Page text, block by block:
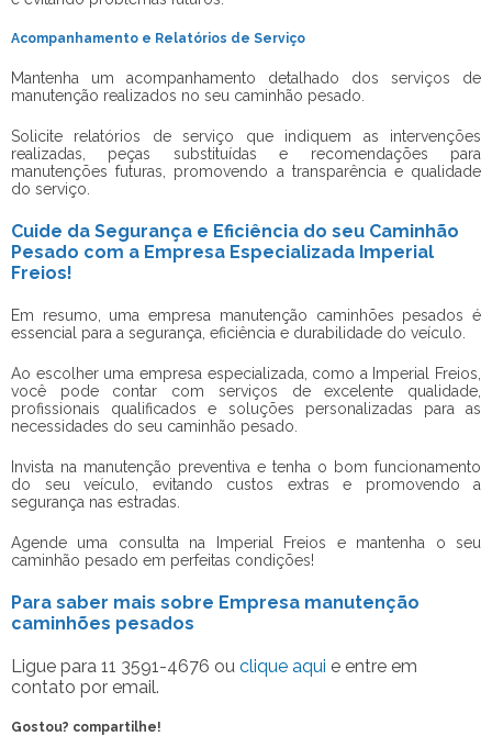
Acompanhamento e Relatórios de Serviço
Mantenha um acompanhamento detalhado dos serviços de
manutenção realizados no seu caminhão pesado.
Solicite relatórios de serviço que indiquem as intervenções
realizadas, peças substituídas e recomendações para
manutenções futuras, promovendo a transparência e qualidade
do serviço.
Cuide da Segurança e Eficiência do seu Caminhão
Pesado com a Empresa Especializada Imperial
Freios!
Em resumo, umaempresa manutenção caminhões pesados é
essencial para a segurança, eficiência e durabilidade do veículo.
Ao escolher uma empresa especializada, como a Imperial Freios,
você pode contar com serviços de excelente qualidade,
profissionais qualificados e soluções personalizadas para as
necessidades do seu caminhão pesado.
Invista na manutenção preventiva e tenha o bom funcionamento
do seu veículo, evitando custos extras e promovendo a
segurança nas estradas.
Agende uma consulta na Imperial Freios e mantenha o seu
caminhão pesado em perfeitas condições!
Para saber mais sobre Empresa manutenção
caminhões pesados
Ligue para 11 3591-4676 ou clique aqui e entre em
contato por email.
Gostou? compartilhe!